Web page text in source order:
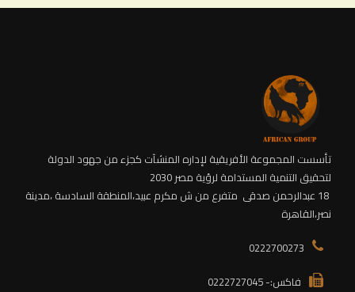
تأسست المجموعة الأفريقية لإداره المنشآت كجزء من جهود الدولة
لتحقيق التنمية المستدامة لرؤية مصر 2030
المنطقة السادسة،مدينة
نصر،القاهرة
0222700273
فاكس:- 0222727045